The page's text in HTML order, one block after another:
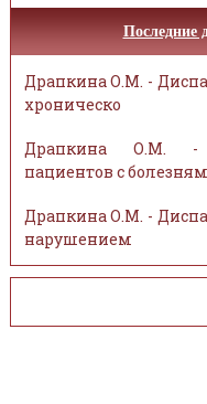
Последние
Драпкина О.М. -
хроническо
Драпкина О.М. -
пациентов с болезням
Драпкина О.М. -
нарушением